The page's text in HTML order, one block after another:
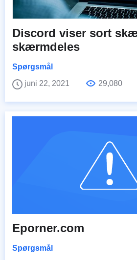
Discord viser sort
skærmdeles
Spørgsmål
juni 22, 2021
29,080
Eporner.com
Spørgsmål